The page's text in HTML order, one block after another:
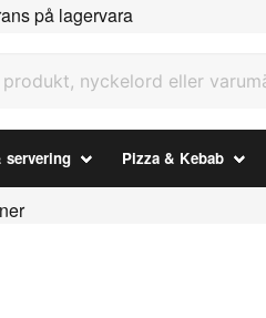
på lagervara
servering Pizza & Kebab